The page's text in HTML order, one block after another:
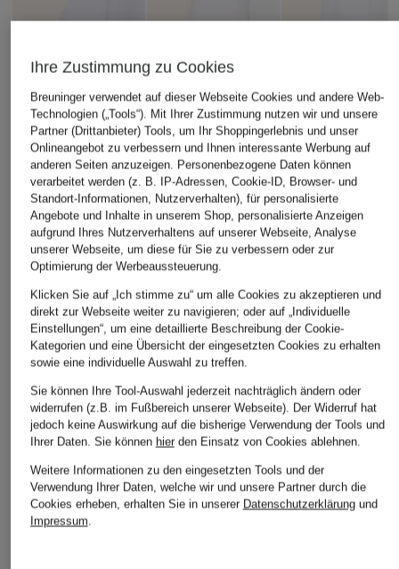
+Aktionsrabatt
Soluzione
Leinenbluse
229,99 €
Bestpreis:289,99 €
MOS MOSH
Blusenshirt
MMBRITZE mit 3/4-
Arm
Bestpreis:93,49 €
+Aktionsrabatt
SoSUE
Hemdbluse
149,99 €
Bestpreis:127,49 €
Ursprünglich:
189,99 €
Weitere Kategorien
Ihre Zustimmung zu Cookies
Breuninger verwendet auf dieser Webseite Cookies und andere Web-
Technologien („Tools“). Mit Ihrer Zustimmung nutzen wir und unsere
Partner (Drittanbieter) Tools, um Ihr Shoppingerlebnis und unser
Onlineangebot zu verbessern und Ihnen interessante Werbung auf
anderen Seiten anzuzeigen. Personenbezogene Daten können
verarbeitet werden (z. B. IP-Adressen, Cookie-ID, Browser- und
Standort-Informationen, Nutzerverhalten), für personalisierte
Angebote und Inhalte in unserem Shop, personalisierte Anzeigen
aufgrund Ihres Nutzerverhaltens auf unserer Webseite, Analyse
unserer Webseite, um diese für Sie zu verbessern oder zur
Optimierung der Werbeaussteuerung.
Klicken Sie auf „Ich stimme zu“ um alle Cookies zu akzeptieren und
direkt zur Webseite weiter zu navigieren; oder auf „Individuelle
Einstellungen“, um eine detaillierte Beschreibung der Cookie-
Kategorien und eine Übersicht der eingesetzten Cookies zu erhalten
sowie eine individuelle Auswahl zu treffen.
Sie können Ihre Tool-Auswahl jederzeit nachträglich ändern oder
widerrufen (z.B. im Fußbereich unserer Webseite). Der Widerruf hat
jedoch keine Auswirkung auf die bisherige Verwendung der Tools und
Ihrer Daten. Sie können hierden Einsatz von Cookies ablehnen.
Weitere Informationen zu den eingesetzten Tools und der
Verwendung Ihrer Daten, welche wir und unsere Partner durch die
Cookies erheben, erhalten Sie in unserer Datenschutzerklärungund
Impressum.